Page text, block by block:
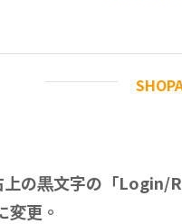
の黒文字の「Login/
更。